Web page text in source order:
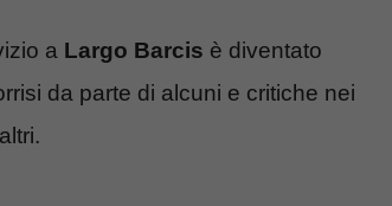
a Largo Barcis è diventato
da parte di alcuni e critiche nei